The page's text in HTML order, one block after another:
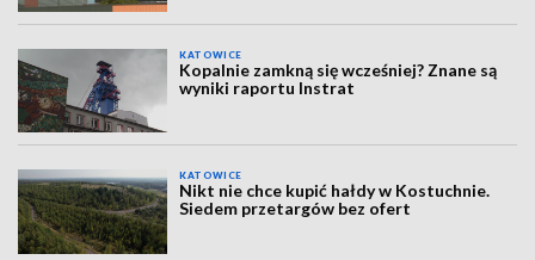
KATOWICE
Kopalnie zamkną się wcześniej? Znane są
wyniki raportu Instrat
KATOWICE
Nikt nie chce kupić hałdy w Kostuchnie.
Siedem przetargów bez ofert